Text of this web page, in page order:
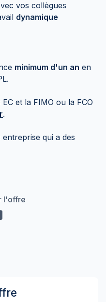
vos collègues
dynamique
minimum d'un an en
et la FIMO ou la FCO
.
qui a des
l'offre